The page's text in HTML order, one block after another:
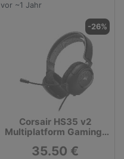
vor ~1 Jahr
-26%
Corsair HS35 v2
Multiplatform Gaming-
35.50 €